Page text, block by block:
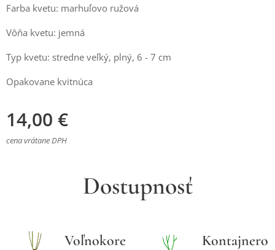
Farba kvetu: marhuľovo ružová
Vôňa kvetu: jemná
Typ kvetu: stredne veľký, plný, 6 - 7 cm
Opakovane kvitnúca
14,00 €
cena vrátane DPH
Dostupnosť
Voľnokore
Kontajnero